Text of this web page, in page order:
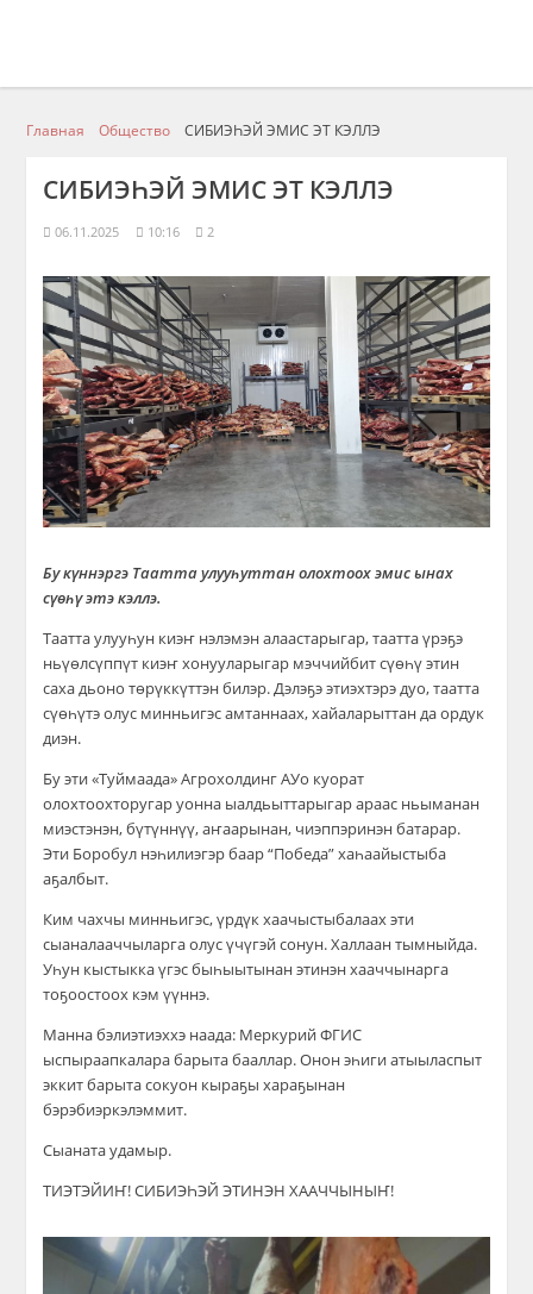
Главная Общество СИБИЭҺЭЙ ЭМИС ЭТ КЭЛЛЭ
СИБИЭҺЭЙ ЭМИС ЭТ КЭЛЛЭ
06.11.2025 10:16 2
Бу күннэргэ Таатта улууһуттан олохтоох эмис ынах
сүөһү этэ кэллэ.
Таатта улууһун киэҥ нэлэмэн алаастарыгар, таатта үрэҕэ
ньүөлсүппүт киэҥхонууларыгар мэччийбит сүөһү этин
саха дьонотөрүккүттэн билэр. Дэлэҕэ этиэхтэрэ дуо, таатта
сүөһүтэ олус минньигэс амтаннаах, хайаларыттан да ордук
диэн.
Бу эти«Туймаада»Агрохолдинг АУо куорат
олохтоохторугар уонна ыалдьыттарыгар араас ньыманан
миэстэнэн, бүтүннүү, аҥаарынан, чиэппэринэн батарар.
Эти Боробул нэһилиэгэр баар “Победа” хаһаайыстыба
аҕалбыт.
Ким чахчы минньигэс, үрдүк хаачыстыбалаах эти
сыаналааччыларга олус үчүгэй сонун. Халлаан тымныйда.
Уһун кыстыкка үгэс быһыытынан этинэн хааччынарга
тоҕоостоох кэм үүннэ.
Манна бэлиэтиэххэ наада: Меркурий ФГИС
ыспыраапкалара барыта бааллар. Онон эһиги атыыласпыт
эккит барыта сокуон кыраҕы хараҕынан
бэрэбиэркэлэммит.
Сыаната удамыр.
ТИЭТЭЙИҤ! СИБИЭҺЭЙ ЭТИНЭН ХААЧЧЫНЫҤ!